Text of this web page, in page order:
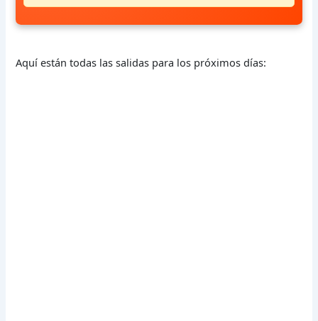
Aquí están todas las salidas para los próximos días: